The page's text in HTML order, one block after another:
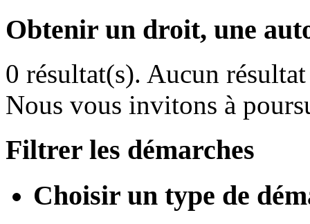
Obtenir un droit, une
0 résultat(s). Aucun
Nous vous invitons à
Filtrer les démarches
Choisir un type de